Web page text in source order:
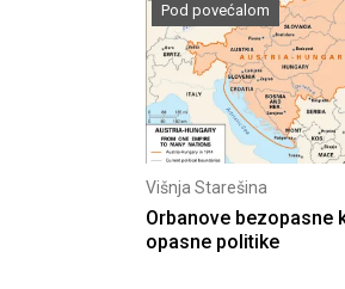
Pod povećalom
Višnja Starešina
Orbanove bezopasne
opasne politike